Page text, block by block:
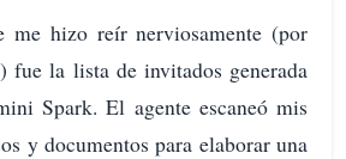
me hizo reír nerviosamente (por
fue la lista de invitados generada
Spark. El agente escaneó mis
y documentos para elaborar una